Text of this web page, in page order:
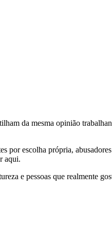
da mesma opinião
por escolha própria,
aqui.
e pessoas que realmente